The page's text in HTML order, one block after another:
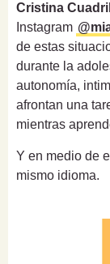
Cristina
Instagram
de estas
durante la
autonomía,
afrontan una
mientras
Y en medio de
mismo idioma.